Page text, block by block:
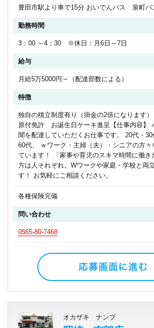
豊田市駅より車で15分 おいでんバス 泉町バ
勤務時間
3：00 ～4：30 ※休日：月6日～7日
給与
月給5万5000円～（配達部数による）
特徴
独自の積立制度有り（掛金の2倍になります
原付免許 お誕生日ケーキ進呈【仕事内容】
聞を配達していただくお仕事です。 20代・30
60代、 ｗワーク・主婦（夫）・シニアの方々
ています！ 「家事や育児のスキマ時間に働き
方は人それぞれ。Wワークや家庭・学校と両
す！ お気軽にご相談ください。
各種保険完備
問い合わせ
0565-80-7468
オカザキ ナンブ